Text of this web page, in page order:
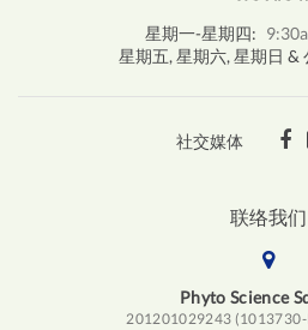
星期一-星期四:
星期五, 星期六, 星期日 &
社交媒体
联络我们
Phyto Science
201201029243 (1013730-